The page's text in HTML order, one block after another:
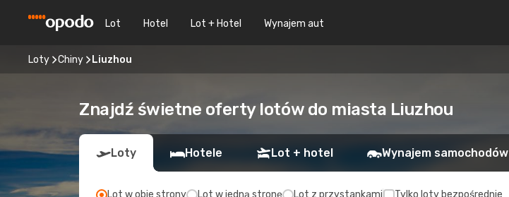
Lot Hotel Lot + Hotel Wynajem aut
Loty Chiny Liuzhou
Znajdź świetne oferty lotów do miasta Liuzhou
Loty Hotele Lot + hotel Wynajem samochodów
Lot w obie strony Lot w jedną stronę Lot z przystankami Tylko loty bezpośrednie